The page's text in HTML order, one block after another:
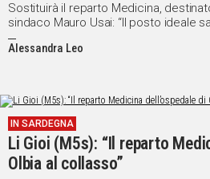
Sostituirà il reparto Medicina,
sindaco Mauro Usai: “Il posto ideale
Barbara”
Alessandra Leo
IN SARDEGNA
Li Gioi (M5s): “Il reparto
Olbia al collasso”